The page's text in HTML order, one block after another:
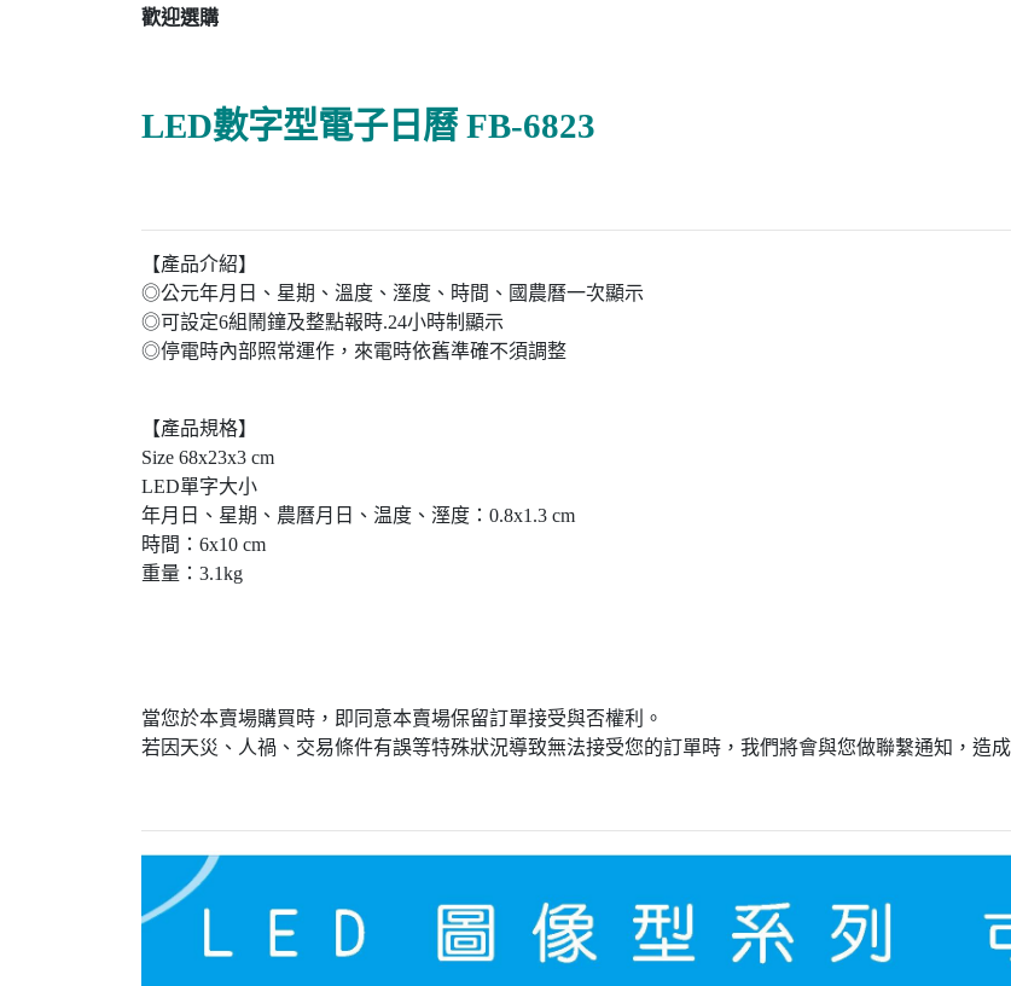
歡迎選購
LED數字型電子日曆 FB-6823
【產品介紹】
◎公元年月日、星期、溫度、溼度、時間、國農曆一次顯示
◎可設定6組鬧鐘及整點報時.24小時制顯示
◎停電時內部照常運作，來電時依舊準確不須調整
【產品規格】
Size 68x23x3 cm
LED單字大小
年月日、星期、農曆月日、温度、溼度：0.8x1.3 cm
時間：6x10 cm
重量：3.1kg
當您於本賣場購買時，即同意本賣場保留訂單接受與否權利。
若因天災、人禍、交易條件有誤等特殊狀況導致無法接受您的訂單時，我們將會與您做聯繫通知，造